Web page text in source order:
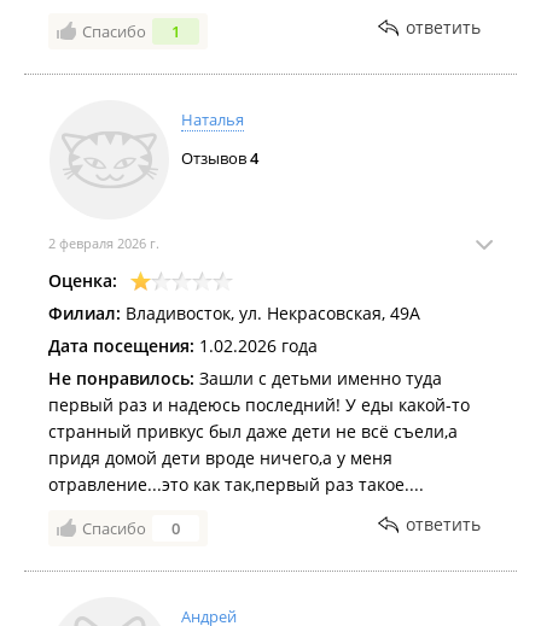
Спасибо 1 ответить
Наталья
Отзывов4
2 февраля 2026 г.
Оценка:
Филиал: Владивосток, ул. Некрасовская, 49А
Дата посещения: 1.02.2026 года
Не понравилось: Зашли с детьми именно туда
первый раз и надеюсь последний! У еды какой-то
странный привкус был даже дети не всё съели,а
придя домой дети вроде ничего,а у меня
отравление...это как так,первый раз такое....
Спасибо 0 ответить
Андрей